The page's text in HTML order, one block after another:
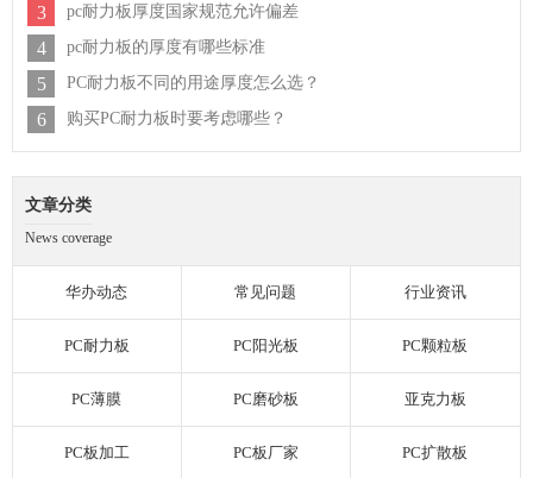
3 pc耐力板厚度国家规范允许偏差
4 pc耐力板的厚度有哪些标准
5 PC耐力板不同的用途厚度怎么选？
6 购买PC耐力板时要考虑哪些？
文章分类
News coverage
华办动态 常见问题 行业资讯
PC耐力板 PC阳光板 PC颗粒板
PC薄膜 PC磨砂板 亚克力板
PC板加工 PC板厂家 PC扩散板